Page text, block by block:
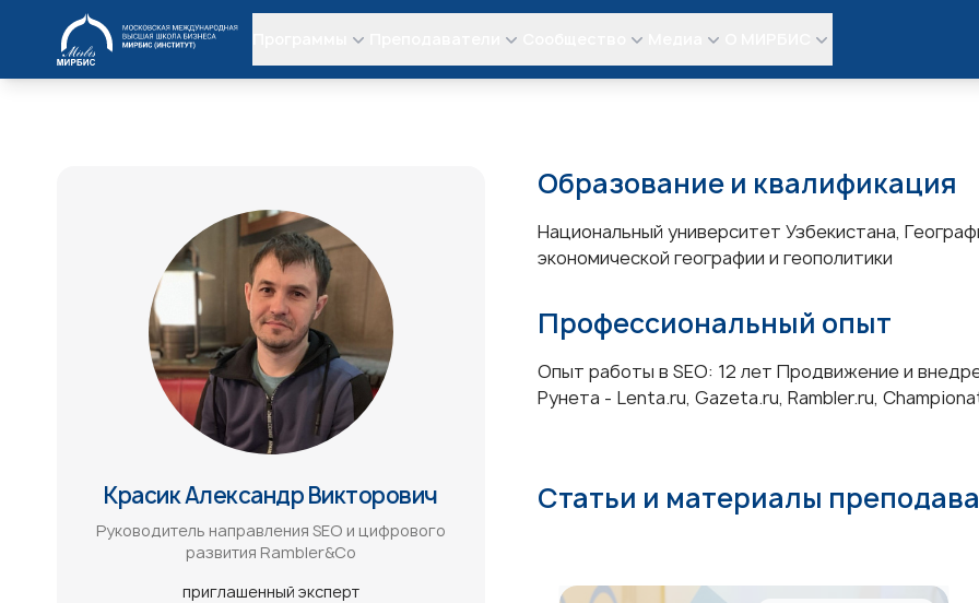
МИРБИС
Красик Александр Викторович
Руководитель направления SEO и цифрового
развития Rambler&Co
приглашенный эксперт
Образование и квалификация
Национальный университет Узбекистана,
экономической географии и геополитики
Профессиональный опыт
Опыт работы в SEO: 12 лет Продвижение и
Рунета - Lenta.ru, Gazeta.ru, Rambler.ru,
Статьи и материалы